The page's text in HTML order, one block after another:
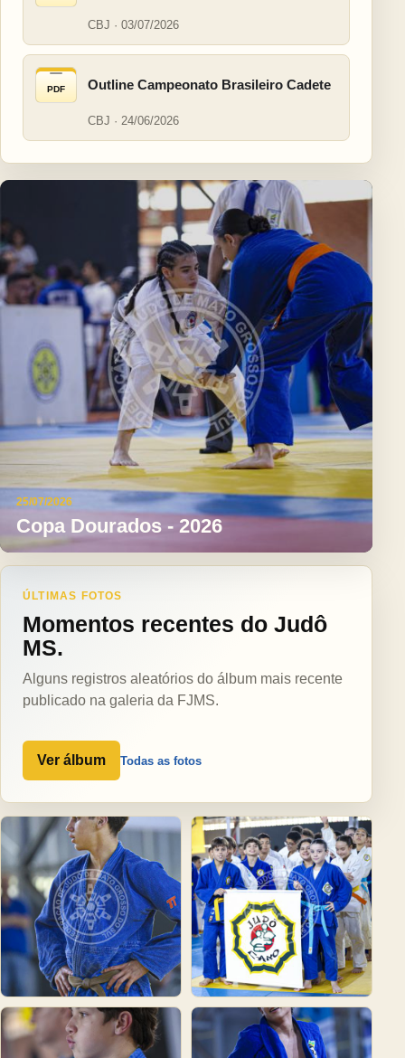
CBJ · 03/07/2026
PDF Outline Campeonato Brasileiro Cadete
CBJ · 24/06/2026
25/07/2026
Copa Dourados - 2026
ÚLTIMAS FOTOS
Momentos recentes do Judô
MS.
Alguns registros aleatórios do álbum mais recente
publicado na galeria da FJMS.
Ver álbum Todas as fotos